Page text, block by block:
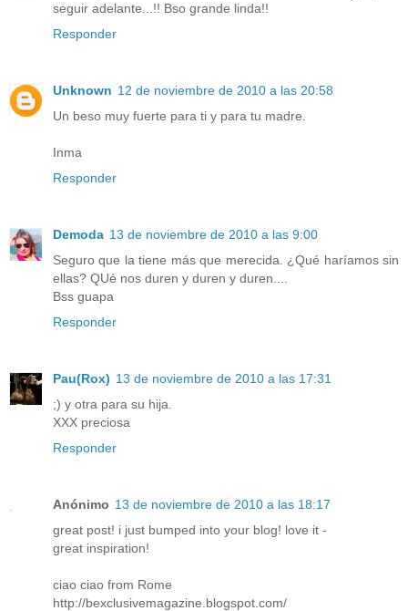
seguir adelante...!! Bso grande linda!!
Responder
Unknown 12 de noviembre de 2010 a las 20:58
Un beso muy fuerte para ti y para tu madre.
Inma
Responder
Demoda 13 de noviembre de 2010 a las 9:00
Seguro que la tiene más que merecida. ¿Qué haríamos sin
ellas? QUé nos duren y duren y duren....
Bss guapa
Responder
Pau(Rox) 13 de noviembre de 2010 a las 17:31
;) y otra para su hija.
XXX preciosa
Responder
Anónimo 13 de noviembre de 2010 a las 18:17
great post! i just bumped into your blog! love it -
great inspiration!
ciao ciao from Rome
http://bexclusivemagazine.blogspot.com/